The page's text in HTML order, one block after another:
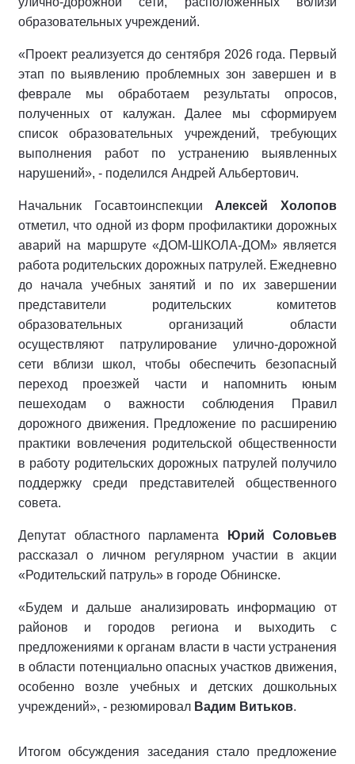
образовательных учреждений.
«Проект реализуется до сентября 2026 года. Первый
этап по выявлению проблемных зон завершен и в
феврале мы обработаем результаты опросов,
полученных от калужан. Далее мы сформируем
список образовательных учреждений, требующих
выполнения работ по устранению выявленных
нарушений», - поделился Андрей Альбертович.
Начальник Госавтоинспекции Алексей Холопов
отметил, что одной из форм профилактики дорожных
аварий на маршруте «ДОМ-ШКОЛА-ДОМ» является
работа родительских дорожных патрулей. Ежедневно
до начала учебных занятий и по их завершении
представители родительских комитетов
образовательных организаций области
осуществляют патрулирование улично-дорожной
сети вблизи школ, чтобы обеспечить безопасный
переход проезжей части и напомнить юным
пешеходам о важности соблюдения Правил
дорожного движения. Предложение по расширению
практики вовлечения родительской общественности
в работу родительских дорожных патрулей получило
поддержку среди представителей общественного
совета.
Депутат областного парламента Юрий Соловьев
рассказал о личном регулярном участии в акции
«Родительский патруль» в городе Обнинске.
«Будем и дальше анализировать информацию от
районов и городов региона и выходить с
предложениями к органам власти в части устранения
в области потенциально опасных участков движения,
особенно возле учебных и детских дошкольных
учреждений», - резюмировал Вадим Витьков.
Итогом обсуждения заседания стало предложение